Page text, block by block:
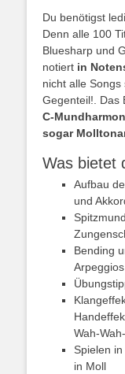
Du benötigst
Denn alle 100
Bluesharp und
notiert in
nicht alle
Gegenteil!. Das
C-
sogar
Was bietet
Aufbau
und
Bending
Arpeggios
Wah-
Spielen
in Moll